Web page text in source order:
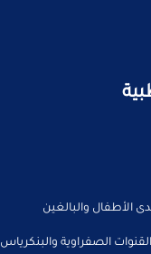
الأطفال والبالغين
الصفراوية والبنكرياس